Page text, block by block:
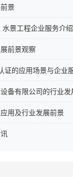
景
景工程企业服务介绍
前景观察
证的应用场景与企业
备有限公司的行业
用及行业发展前景